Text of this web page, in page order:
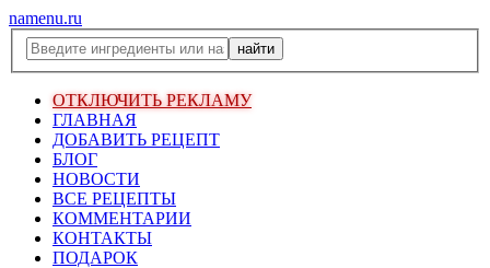
namenu.ru
ОТКЛЮЧИТЬ РЕКЛАМУ
ГЛАВНАЯ
ДОБАВИТЬ РЕЦЕПТ
БЛОГ
НОВОСТИ
ВСЕ РЕЦЕПТЫ
КОММЕНТАРИИ
КОНТАКТЫ
ПОДАРОК